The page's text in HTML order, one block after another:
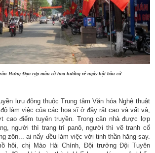
Hưng Đạo rợp màu cờ hoa hướng về ngày hội bầu cử
lưu động thuộc Trung tâm Văn hóa Nghệ thuật
làm việc của các họa sĩ ở đây rất cao và vất vả,
cao điểm tuyên truyền. Trong căn nhà được lợp
người thì trang trí panô, người thì vẽ tranh cổ
zôn... ai nấy đều làm việc với tinh thần hăng say.
hôi, chị Mào Hải Chính, Đội trưởng Đội Tuyên